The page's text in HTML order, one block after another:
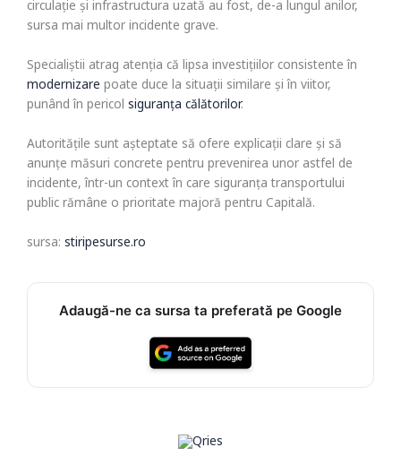
circulație și infrastructura uzată au fost, de-a lungul anilor,
sursa mai multor incidente grave.
Specialiștii atrag atenția că lipsa investițiilor consistente în
modernizare poate duce la situații similare și în viitor,
punând în pericol siguranța călătorilor.
Autoritățile sunt așteptate să ofere explicații clare și să
anunțe măsuri concrete pentru prevenirea unor astfel de
incidente, într-un context în care siguranța transportului
public rămâne o prioritate majoră pentru Capitală.
sursa: stiripesurse.ro
Adaugă-ne ca sursa ta preferată pe Google